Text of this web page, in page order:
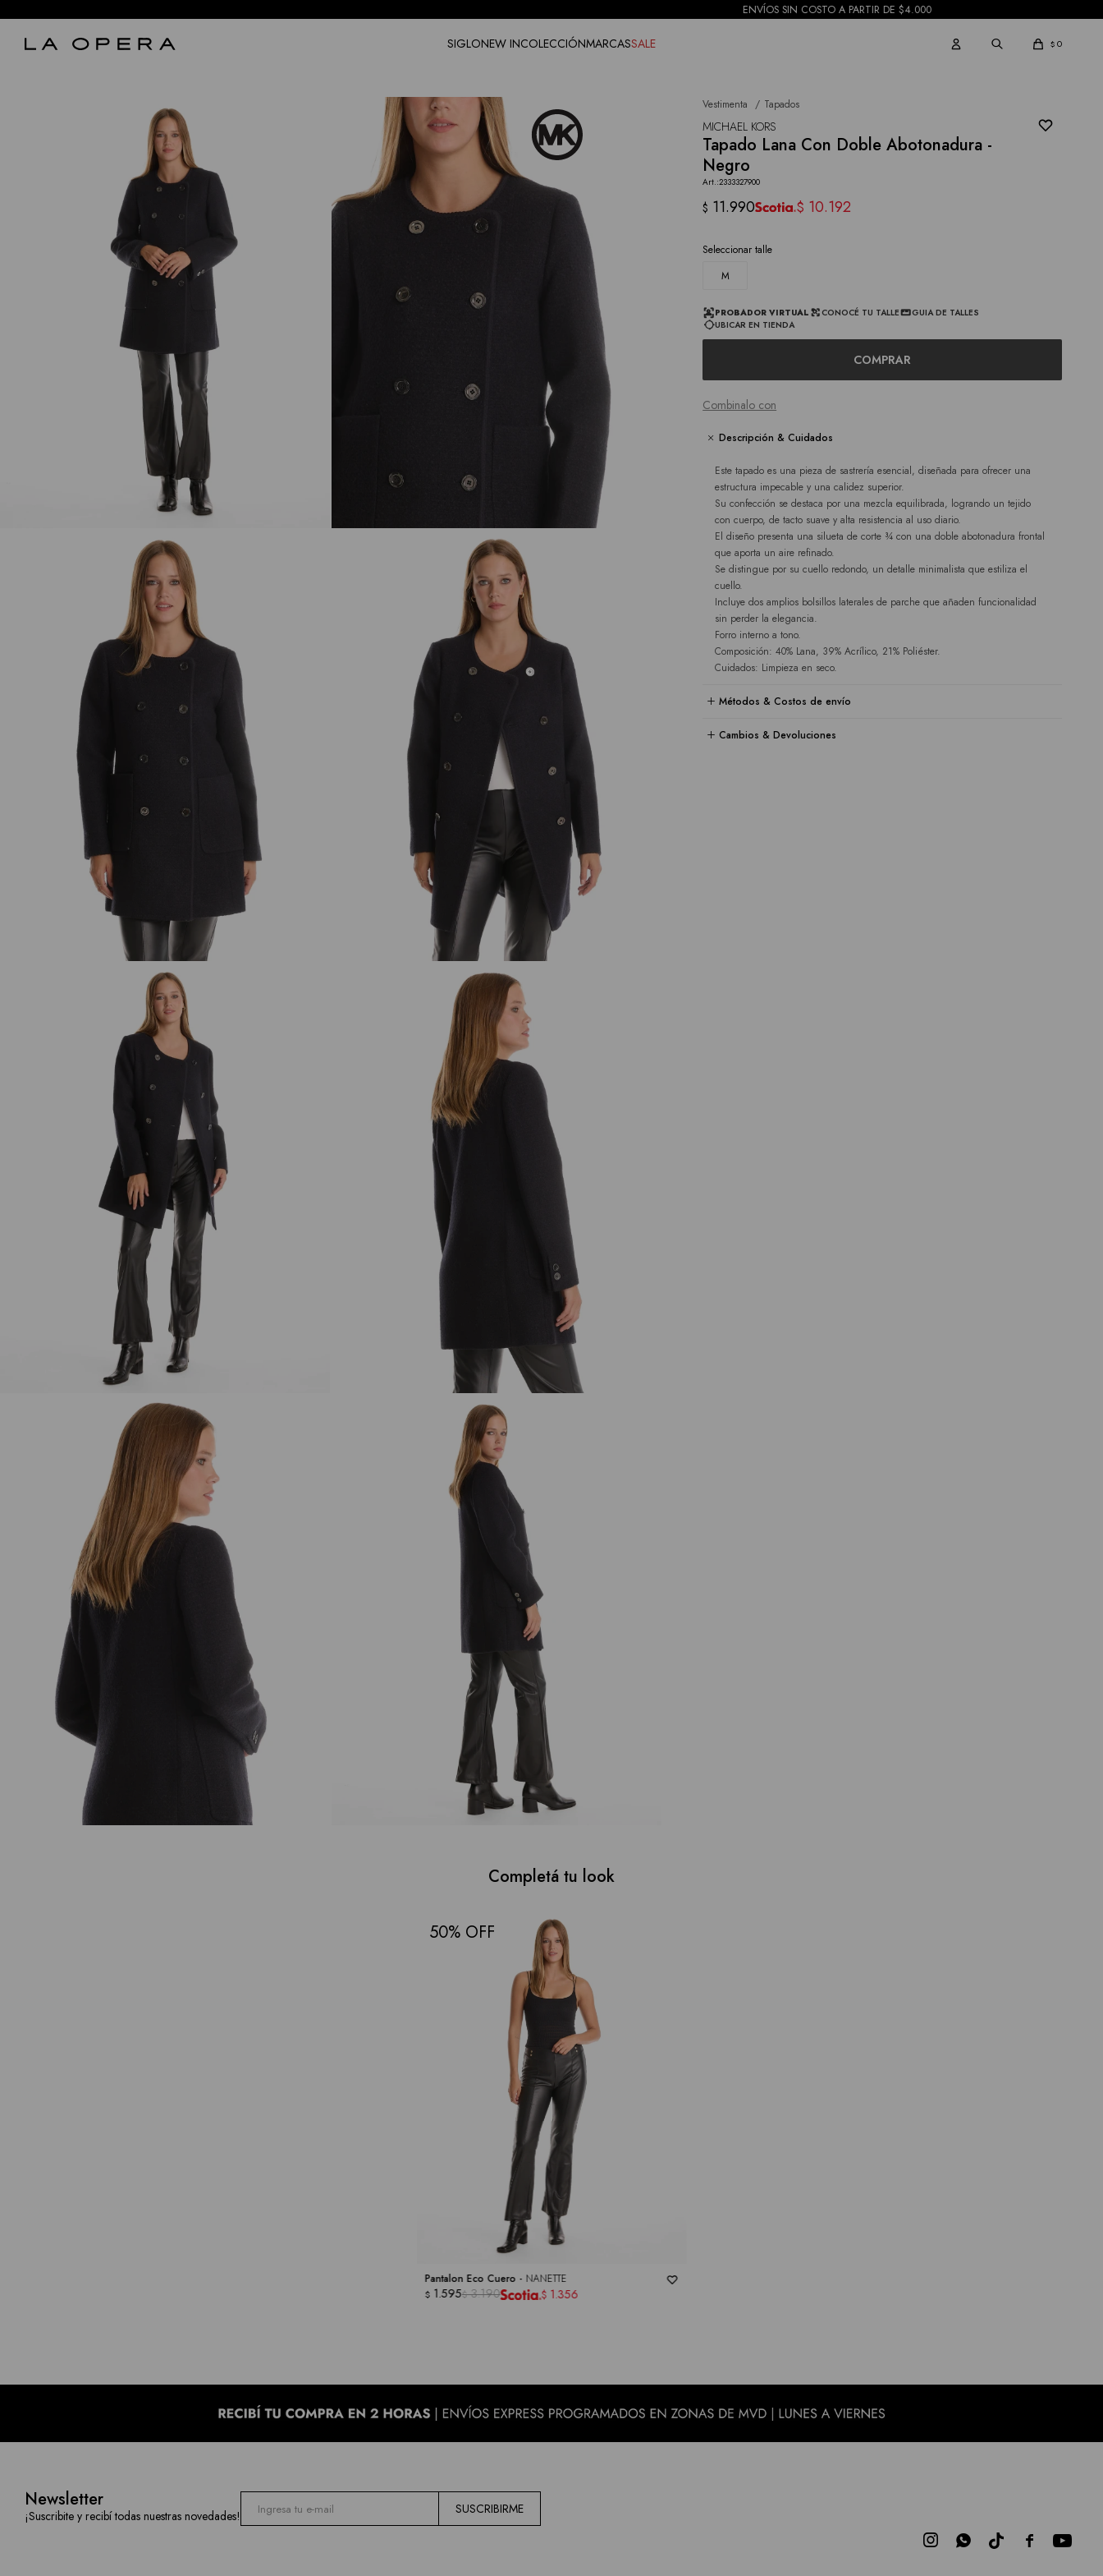
SIGLONEW INCOLECCIÓNMARCASSALE $ 0
Vestimenta Tapados
MICHAEL KORS
Tapado Lana Con Doble Abotonadura -
Negro
2333327900
$ 11.990 $ 10.192
Seleccionar talle
M
PROBADOR VIRTUAL CONOCÉ TU TALLE
GUIA DE TALLES
UBICAR EN TIENDA
COMPRAR
Combinalo con
Descripción & Cuidados
Este tapado es una pieza de sastrería esencial, diseñada para ofrecer una
estructura impecable y una calidez superior.
Su confección se destaca por una mezcla equilibrada, logrando un tejido
con cuerpo, de tacto suave y alta resistencia al uso diario.
El diseño presenta una silueta de corte ¾ con una doble abotonadura frontal
que aporta un aire refinado.
Se distingue por su cuello redondo, un detalle minimalista que estiliza el
cuello.
Incluye dos amplios bolsillos laterales de parche que añaden funcionalidad
sin perder la elegancia.
Forro interno a tono.
Composición: 40% Lana, 39% Acrílico, 21% Poliéster.
Cuidados: Limpieza en seco.
Métodos & Costos de envío
Cambios & Devoluciones
Completá tu look
50
Pantalon Eco Cuero - NANETTE
$ 1.595$ 3.190 $ 1.356
NOTIFICARME
Newsletter
¡Suscribite y recibí todas nuestras novedades! SUSCRIBIRME

 